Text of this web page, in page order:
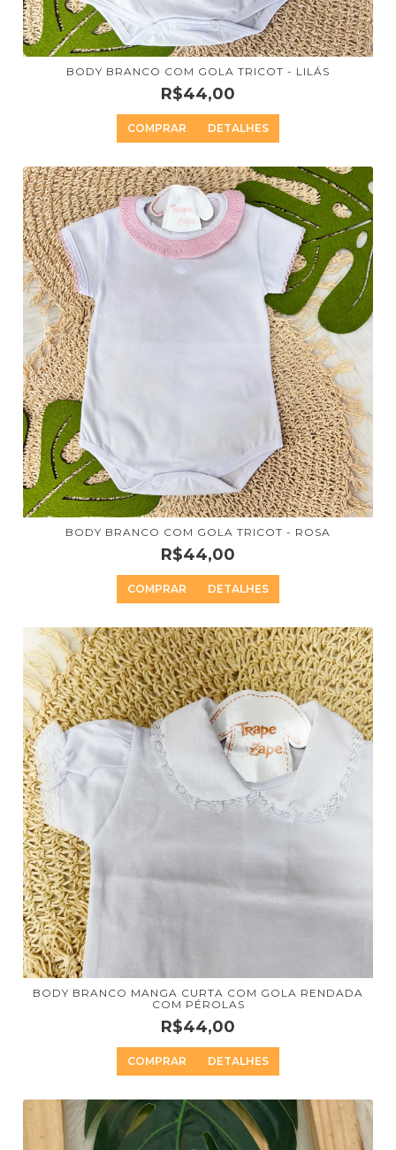
BODY BRANCO COM GOLA TRICOT - LILÁS
R$44,00
COMPRAR DETALHES
BODY BRANCO COM GOLA TRICOT - ROSA
R$44,00
COMPRAR DETALHES
BODY BRANCO MANGA CURTA COM GOLA RENDADA
COM PÉROLAS
R$44,00
COMPRAR DETALHES